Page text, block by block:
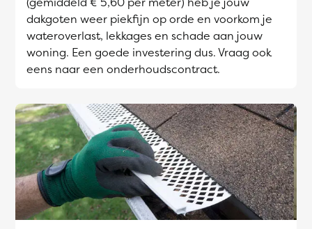
dakgoten weer piekfijn op orde en voorkom je
wateroverlast, lekkages en schade aan jouw
woning. Een goede investering dus. Vraag ook
eens naar een onderhoudscontract.